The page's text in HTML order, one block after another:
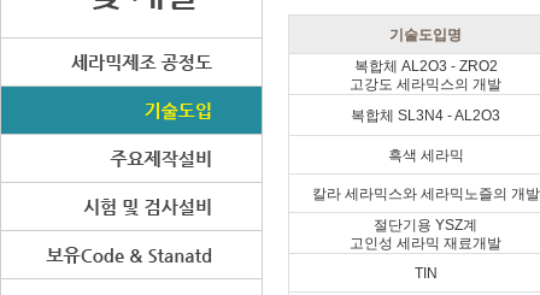
기술도입명
복합체 AL2O3 - ZRO2
고강도 세라믹스의 개발
복합체 SL3N4 - AL2O3
흑색 세라믹
칼라 세라믹스와 세라믹노즐의 개발
절단기용 YSZ계
고인성 세라믹 재료개발
TIN